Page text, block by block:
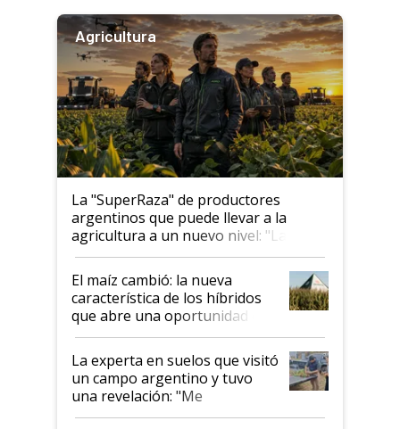
Agricultura
La "SuperRaza" de productores
argentinos que puede llevar a la
agricultura a un nuevo nivel: "Las
posibilidades de crecimiento son
infinitas"
El maíz cambió: la nueva
característica de los híbridos
que abre una oportunidad en
el lote
La experta en suelos que visitó
un campo argentino y tuvo
una revelación: "Me
impresionó mucho"